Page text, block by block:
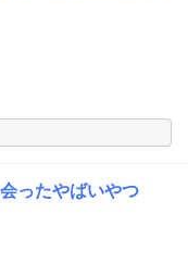
ったやばいやつ